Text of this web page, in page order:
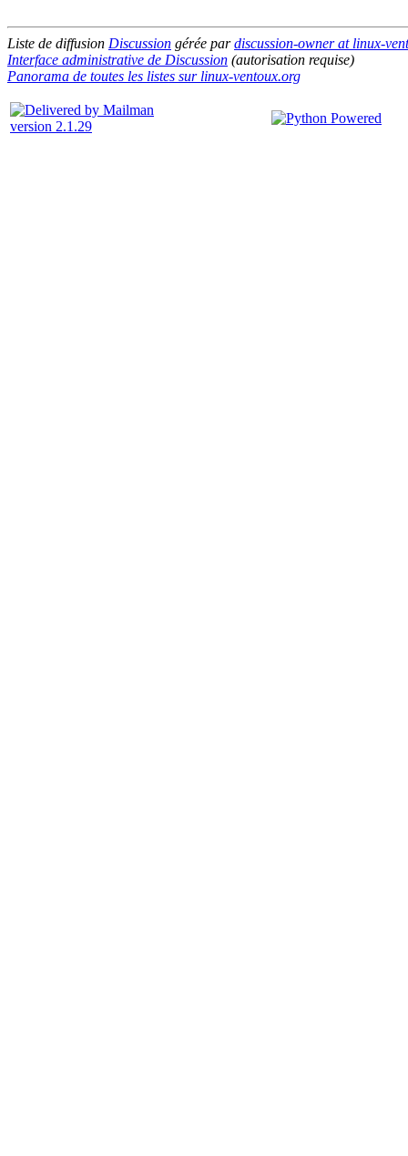
Liste de diffusion Discussion gérée pardiscussion-owner at linux-
Interface administrative de Discussion (autorisation requise)
Panorama de toutes les listes sur linux-ventoux.org
version 2.1.29